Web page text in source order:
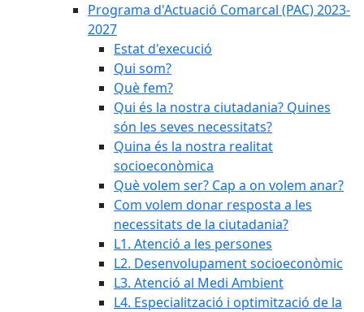
Programa d'Actuació Comarcal (PAC) 2023-
2027
Estat d'execució
Qui som?
Què fem?
Qui és la nostra ciutadania? Quines
són les seves necessitats?
Quina és la nostra realitat
socioeconòmica
Què volem ser? Cap a on volem anar?
Com volem donar resposta a les
necessitats de la ciutadania?
L1. Atenció a les persones
L2. Desenvolupament socioeconòmic
L3. Atenció al Medi Ambient
L4. Especialització i optimització de la